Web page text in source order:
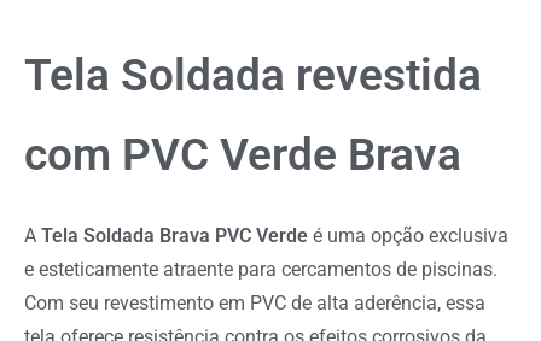
Tela Soldada revestida
com PVC Verde Brava
A Tela Soldada Brava PVC Verde é uma opção exclusiva
e esteticamente atraente para cercamentos de piscinas.
Com seu revestimento em PVC de alta aderência, essa